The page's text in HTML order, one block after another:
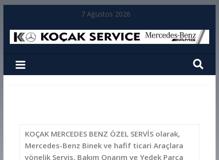
7 Ağustos 2026
KOÇAK MERCEDES BENZ ÖZEL SERVİS olarak,
Mercedes-Benz Binek ve hafif ticari Araçlara
yönelik Servis, Bakım Onarım ve Yedek Parça